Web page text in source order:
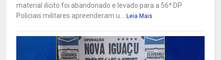
material ilícito foi abandonado e levado para a 56ª DP
Policiais militares apreenderam u...
Leia Mais